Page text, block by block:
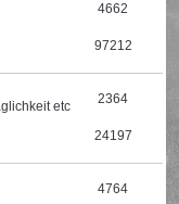
4662
97212
etc
2364
24197
4764